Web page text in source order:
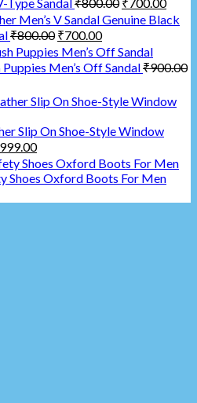
Genuine Black
₹800.00 ₹700.00
Men’s Off Sandal₹900.00
Slip On Shoe-Style Window
Shoes Oxford Boots For Men